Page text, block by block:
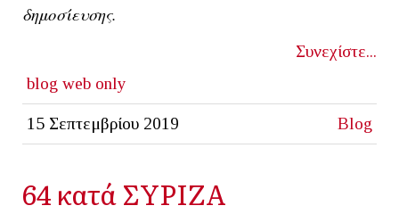
δημοσίευσης.
Συνεχίστε...
blog web only
15 Σεπτεμβρίου 2019 Blog
64 κατά ΣΥΡΙΖΑ